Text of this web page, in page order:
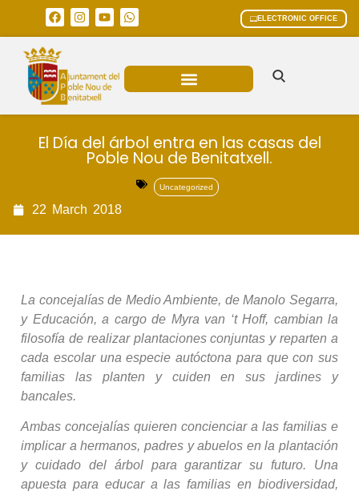
ELECTRONIC OFFICE
El Día del árbol entra en las casas del
Poble Nou de Benitatxell.
Uncategorized
22 March 2018
La concejalías de Medio Ambiente, de Manolo Segarra,
y Educación, a cargo de Myra van ‘t Hoff, cambian la
filosofía de realizar plantaciones conjuntas y reparten a
cada escolar una especie autóctona para que con sus
familias las planten y cuiden en sus jardines y
bancales.
Ambas concejalías quieren concienciar a las familias e
implicar a hermanos, padres y abuelos en la plantación
y cuidado del árbol para garantizar su futuro. Una
apuesta para educar a las familias en biodiversidad,